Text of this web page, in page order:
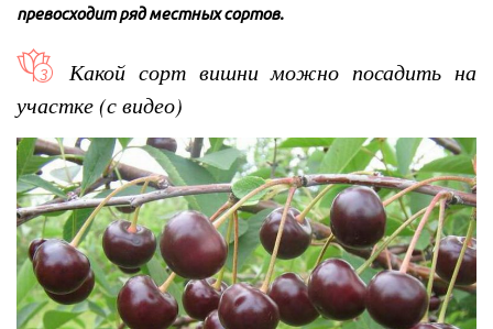
превосходит ряд местных сортов.
Какой сорт вишни можно посадить на
участке (с видео)